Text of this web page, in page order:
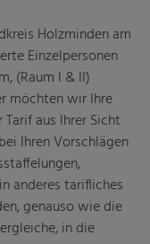
Holzminden am
Einzelpersonen
(Raum I & II)
möchten wir Ihre
aus Ihrer Sicht
Ihren Vorschlägen
anderes tarifliches
genauso wie die
in die